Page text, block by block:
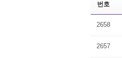
번호
2658
2657